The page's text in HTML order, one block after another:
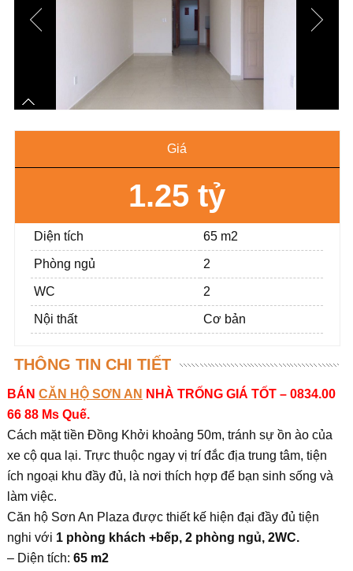
Giá
1.25 tỷ
Diện tích 65 m2
Phòng ngủ 2
WC 2
Nội thất Cơ bản
THÔNG TIN CHI TIẾT
BÁN CĂN HỘ SƠN AN NHÀ TRỐNG GIÁ TỐT – 0834.00
66 88 Ms Quế.
Cách mặt tiền Đồng Khởi khoảng 50m, tránh sự ồn ào của
xe cộ qua lại. Trực thuộc ngay vị trí đắc địa trung tâm, tiện
ích ngoại khu đầy đủ, là nơi thích hợp để bạn sinh sống và
làm việc.
Căn hộ Sơn An Plaza được thiết kế hiện đại đầy đủ tiện
nghi với 1 phòng khách +bếp, 2 phòng ngủ, 2WC.
– Diện tích: 65 m2